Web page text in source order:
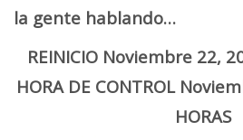
la gente hablando…
REINICIO Noviembre 22,
HORA DE CONTROL
HORAS